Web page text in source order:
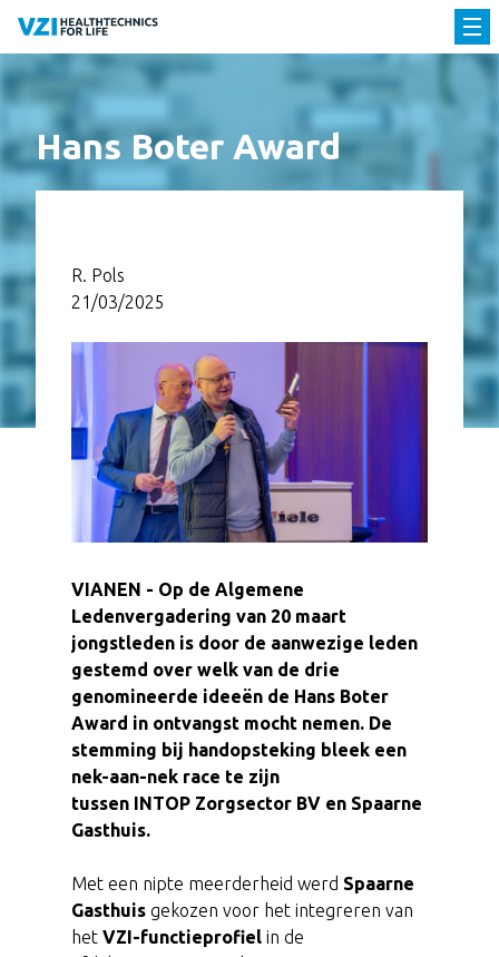
Hans Boter Award
R. Pols
21/03/2025
VIANEN - Op de Algemene
Ledenvergadering van 20 maart
jongstleden is door de aanwezige leden
gestemd over welk van de drie
genomineerde ideeën de Hans Boter
Award in ontvangst mocht nemen. De
stemming bij handopsteking bleek een
nek-aan-nek race te zijn
tussen INTOP Zorgsector BV en Spaarne
Gasthuis.
Met een nipte meerderheid werd Spaarne
Gasthuis gekozen voor het integreren van
het VZI-functieprofiel in de